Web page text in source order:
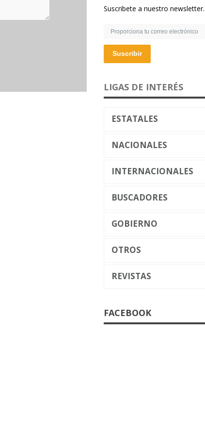
Suscribete a nuestro newsletter.
Suscribir
LIGAS DE INTERÉS
ESTATALES
NACIONALES
INTERNACIONALES
BUSCADORES
GOBIERNO
OTROS
REVISTAS
FACEBOOK